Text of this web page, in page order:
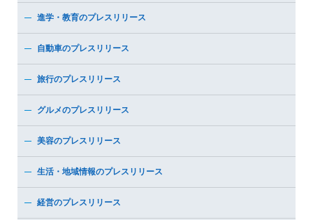
進学・教育のプレスリリース
自動車のプレスリリース
旅行のプレスリリース
グルメのプレスリリース
美容のプレスリリース
生活・地域情報のプレスリリース
経営のプレスリリース